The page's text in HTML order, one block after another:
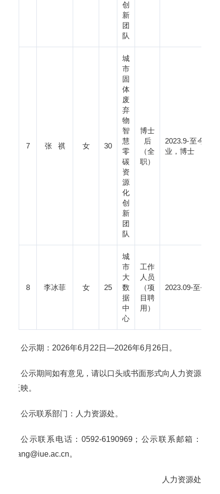
创
新
团
队
7 张 祺 女 30
城
市
固
体
废
弃
物
智
慧
零
碳
资
源
化
创
新
团
队
博士
后
（全
职）
2023.9-至今，
业，博士
8 李冰菲 女 25
城
市
大
数
据
中
心
工作
人员
（项
目聘
用）
2023.09-至今
公示期：2026年6月22日—2026年6月26日。
公示期间如有意见，请以口头或书面形式向人力资源
处反映。
公示联系部门：人力资源处。
公示联系电话：0592-6190969；公示联系邮箱：
cwfang@iue.ac.cn。
人力资源处